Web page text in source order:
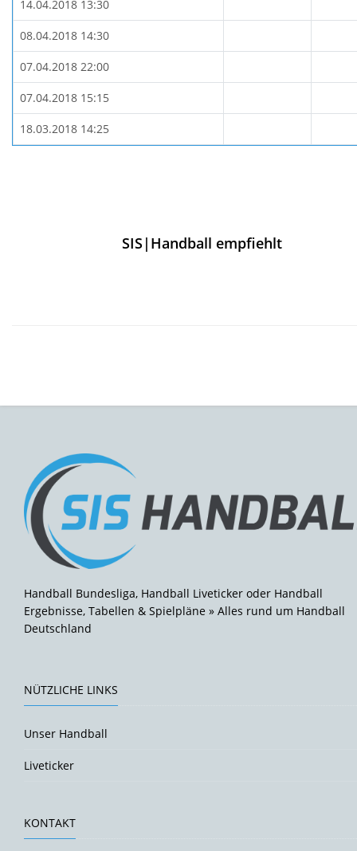
14.04.2018 13:30
08.04.2018 14:30
07.04.2018 22:00
07.04.2018 15:15
18.03.2018 14:25
SIS|Handball empfiehlt
Handball Bundesliga, Handball Liveticker oder Handball
Ergebnisse, Tabellen & Spielpläne » Alles rund um Handball
Deutschland
NÜTZLICHE LINKS
Unser Handball
Liveticker
KONTAKT